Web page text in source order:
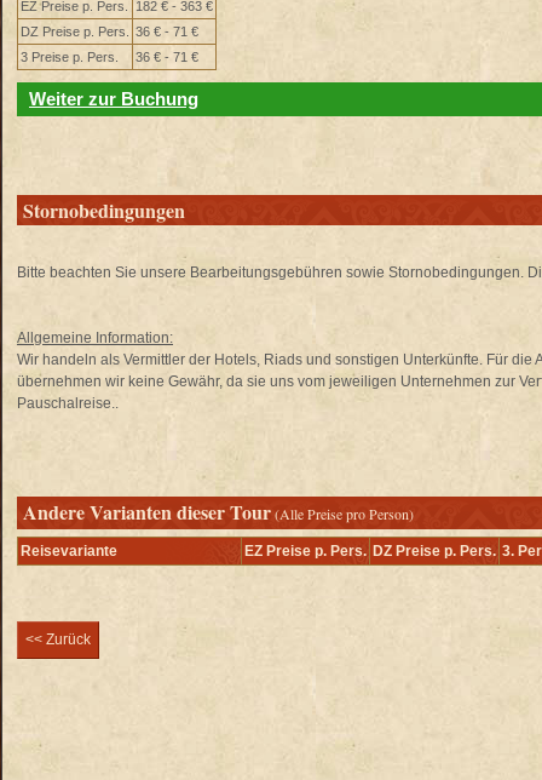
EZ Preise p. Pers.
182 € - 363 €
DZ Preise p. Pers.
36 € - 71 €
3 Preise p. Pers.
36 € - 71 €
Weiter zur Buchung
Stornobedingungen
Bitte beachten Sie unsere Bearbeitungsgebühren sowie Stornobedingungen.
Allgemeine Information:
Wir handeln als Vermittler der Hotels, Riads und sonstigen Unterkünfte. Für
übernehmen wir keine Gewähr, da sie uns vom jeweiligen Unternehmen zur
Pauschalreise..
Andere Varianten dieser Tour(Alle Preise pro Person)
Reisevariante EZ Preise p. Pers. DZ Preise p. Pers. 3.
<< Zurück